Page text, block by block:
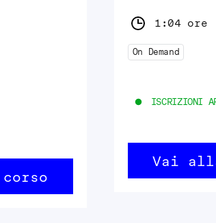
1:04 ore
On Demand
ISCRIZIONI
Vai